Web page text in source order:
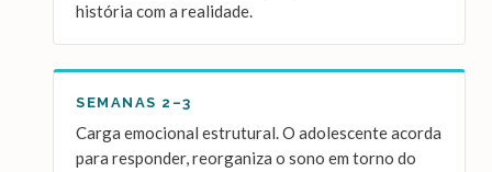
história com a realidade.
SEMANAS 2–3
Carga emocional estrutural. O adolescente acorda
para responder, reorganiza o sono em torno do